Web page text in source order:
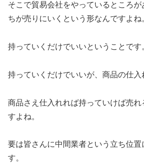
そこで貿易会社をやっているところ
ちが売りにいくという形なんですよね
持っていくだけでいいということです
持っていくだけでいいが、商品の仕入
商品さえ仕入れれば持っていけば売
すよね。
要は皆さんに中間業者という立ち位置
す。